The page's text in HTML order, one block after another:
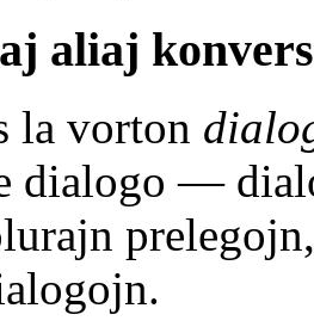
aliaj
la vorton
dialogo —